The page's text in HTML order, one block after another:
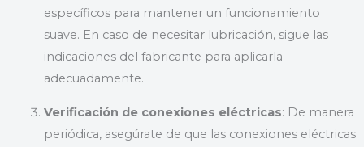
específicos para mantener un funcionamiento
suave. En caso de necesitar lubricación, sigue las
indicaciones del fabricante para aplicarla
adecuadamente.
Verificación de conexiones eléctricas: De manera
periódica, asegúrate de que las conexiones eléctricas